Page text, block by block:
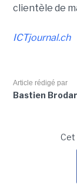
clientèle de
ICTjournal.ch
Article rédigé par
Bastien
Cet